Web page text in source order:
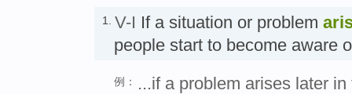
1. V-I If a situation or problem
people start to become aware
例：
...if a problem arises later in